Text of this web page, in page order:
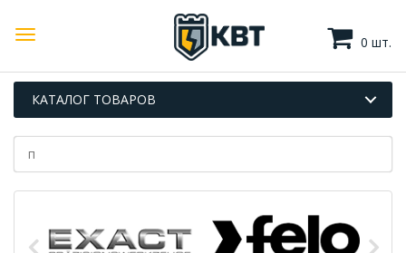
0 шт.
КАТАЛОГ ТОВАРОВ